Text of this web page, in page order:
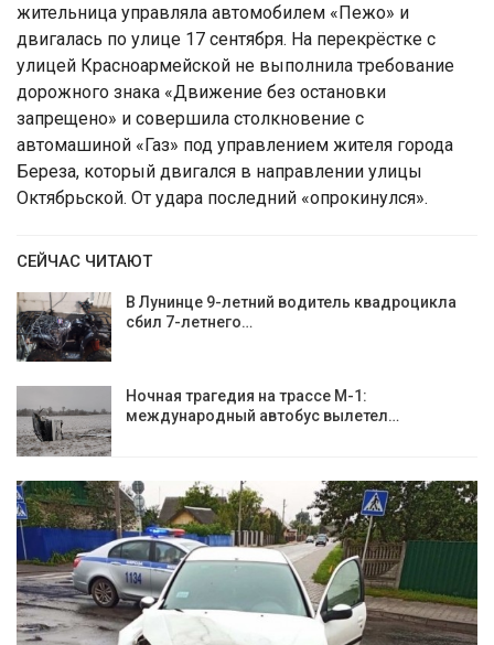
жительница управляла автомобилем «Пежо» и
двигалась по улице 17 сентября. На перекрёстке с
улицей Красноармейской не выполнила требование
дорожного знака «Движение без остановки
запрещено» и совершила столкновение с
автомашиной «Газ» под управлением жителя города
Береза, который двигался в направлении улицы
Октябрьской. От удара последний «опрокинулся».
СЕЙЧАС ЧИТАЮТ
В Лунинце 9-летний водитель квадроцикла
сбил 7-летнего…
Ночная трагедия на трассе М-1:
международный автобус вылетел…